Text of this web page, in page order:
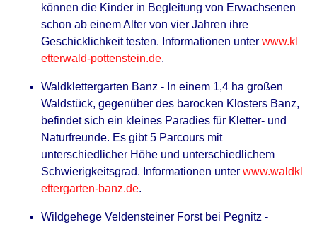
können die Kinder in Begleitung von Erwachsenen
schon ab einem Alter von vier Jahren ihre
Geschicklichkeit testen. Informationen unter www.kl
etterwald-pottenstein.de.
Waldklettergarten Banz - In einem 1,4 ha großen
Waldstück, gegenüber des barocken Klosters Banz,
befindet sich ein kleines Paradies für Kletter- und
Naturfreunde. Es gibt 5 Parcours mit
unterschiedlicher Höhe und unterschiedlichem
Schwierigkeitsgrad. Informationen unter www.waldkl
ettergarten-banz.de.
Wildgehege Veldensteiner Forst bei Pegnitz -